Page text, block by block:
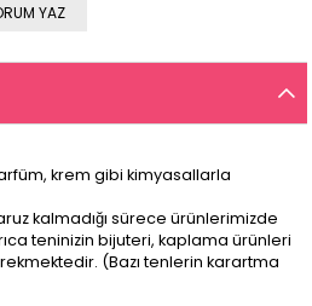
YAZ
krem gibi kimyasallarla
kalmadığı sürece ürünlerimizde
teninizin bijuteri, kaplama ürünleri
(Bazı tenlerin karartma